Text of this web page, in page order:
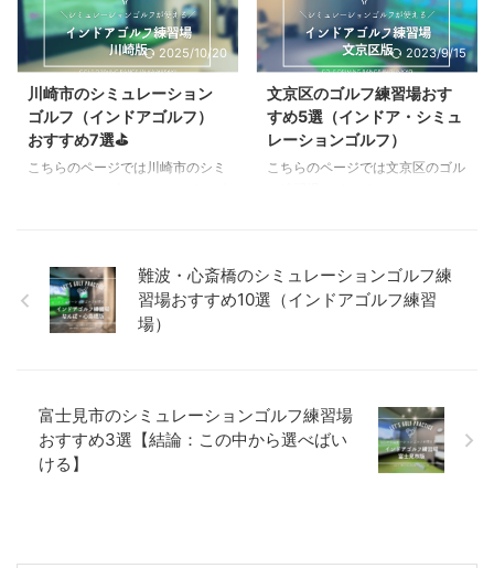
練習場（打ちっぱなし場）」に分
けて紹介しています。 打ち放題
プランがあるゴルフ練習場、24
時間営業のゴルフ練習場、バンカ
ー練習場がある練習場など、人気
の設備やメニュー別リストも作っ
ているので松戸市内でゴルフ練習
場を探している方はぜひ参考にし
ランがある松戸市の ...
いと考えているものの、どの施設
を選べばいいのかわからない方
や、銀座・新橋エリアで口コミ評
判の良いシミュレーションゴルフ
練習場から選びたい方は参考にし
ていただければと思います☟^^ 銀
座・新橋のシミュレーションゴル
フおすすめ6選 それでは銀座・新
2025/10/20
川崎市のシミュレーション
ゴルフ（インドアゴルフ）
おすすめ7選⛳
こちらのページでは川崎市のシミ
の人気シミュレーションゴルフ練
習場をピックアップ✎✨ 川崎でシ
ミュレーションゴルフ練習場で自
シミュレーションゴルフ場から選
びたい方は参考にしていただけれ
ばと思います☟ 川崎市のシミュレ
ーションゴルフ場おすすめ7選 そ
2023/9/15
文京区のゴルフ練習場おす
すめ5選（インドア・シミュ
レーションゴルフ）
こちらのページでは文京区のゴル
含めて、文京区内の人気シミュレ
ーションゴルフ練習場をピックア
口コミ評判の良いシミュレーショ
ンゴルフ場から選びたい方は参考
にしていただければと思います☟
^^ 文京区のゴルフ練習場（イン
難波・心斎橋のシミュレーションゴルフ練
習場おすすめ10選（インドアゴルフ練習
場）
富士見市のシミュレーションゴルフ練習場
おすすめ3選【結論：この中から選べばい
ける】